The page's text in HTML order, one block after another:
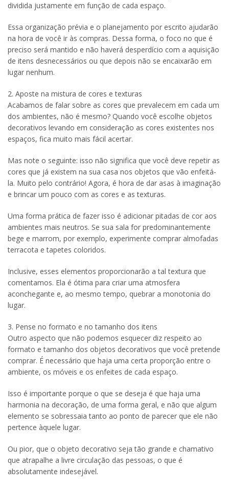
dividida justamente em função de cada espaço.
Essa organização prévia e o planejamento por escrito ajudarão
na hora de você ir às compras. Dessa forma, o foco no que é
preciso será mantido e não haverá desperdício com a aquisição
de itens desnecessários ou que depois não se encaixarão em
lugar nenhum.
2. Aposte na mistura de cores e texturas
Acabamos de falar sobre as cores que prevalecem em cada um
dos ambientes, não é mesmo? Quando você escolhe objetos
decorativos levando em consideração as cores existentes nos
espaços, fica muito mais fácil acertar.
Mas note o seguinte: isso não significa que você deve repetir as
cores que já existem na sua casa nos objetos que vão enfeitá-
la. Muito pelo contrário! Agora, é hora de dar asas à imaginação
e brincar um pouco com as cores e as texturas.
Uma forma prática de fazer isso é adicionar pitadas de cor aos
ambientes mais neutros. Se sua sala for predominantemente
bege e marrom, por exemplo, experimente comprar almofadas
terracota e tapetes coloridos.
Inclusive, esses elementos proporcionarão a tal textura que
comentamos. Ela é ótima para criar uma atmosfera
aconchegante e, ao mesmo tempo, quebrar a monotonia do
lugar.
3. Pense no formato e no tamanho dos itens
Outro aspecto que não podemos esquecer diz respeito ao
formato e tamanho dos objetos decorativos que você pretende
comprar. É necessário que haja uma certa proporção entre o
ambiente, os móveis e os enfeites de cada espaço.
Isso é importante porque o que se deseja é que haja uma
harmonia na decoração, de uma forma geral, e não que algum
elemento se sobressaia tanto ao ponto de parecer que ele não
pertence àquele lugar.
Ou pior, que o objeto decorativo seja tão grande e chamativo
que atrapalhe a livre circulação das pessoas, o que é
absolutamente indesejável.